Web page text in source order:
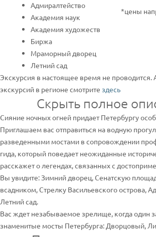
Адмиралтейство
Академия наук
Академия художеств
Биржа
Мраморный дворец
Летний сад
*цены
Экскурсия в настоящее время не проводится.
экскурсий в регионе смотрите здесь
Скрыть полное
Сияние ночных огней придает Петербургу
Приглашаем вас отправиться на водную
разведенными мостами в сопровождении
гида, который поведает неожиданные
расскажет о легендах, связанных с
Вы увидите: Зимний дворец, Сенатскую
всадником, Стрелку Васильевского острова,
Летний сад.
Вас ждет незабываемое зрелище, когда один
знаменитые мосты Петербурга: Дворцовый,